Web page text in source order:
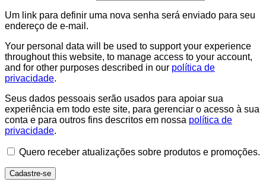
Um link para definir uma nova senha será enviado para seu
endereço de e-mail.
Your personal data will be used to support your experience
throughout this website, to manage access to your account,
and for other purposes described in our política de
privacidade.
Seus dados pessoais serão usados para apoiar sua
experiência em todo este site, para gerenciar o acesso à sua
conta e para outros fins descritos em nossa política de
privacidade.
Quero receber atualizações sobre produtos e promoções.
Cadastre-se